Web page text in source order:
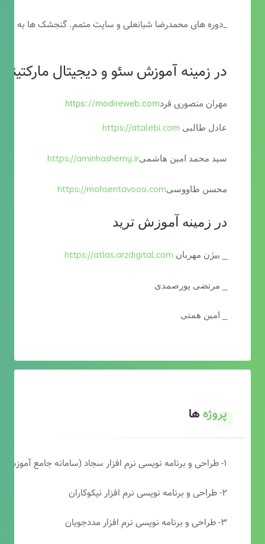
_دوره های محمدرضا شبانعلی و سایت متمم. گنجشک ها به
در زمینه آموزش سئو و دیجیتال
مهران منصوری فردhttps://modireweb.com
عادل طالبی https://atalebi.com
سید محمد امین هاشمیhttps://aminhashemy.ir
محسن طاووسیhttps://mohsentavoosi.com
در زمینه آموزش ترید
_ بیژن مهربان https://atlas.arzdigital.com
_ مرتضی پورصمدی
_ امین همتی
پروژهها
۱- طراحی و برنامه نویسی نرم افزار سجاد (سامانه جامع آموزشی دارالقرآن)
۲- طراحی و برنامه نویسی نرم افزار نیکوکاران
۳- طراحی و برنامه نویسی نرم افزار مددجویان